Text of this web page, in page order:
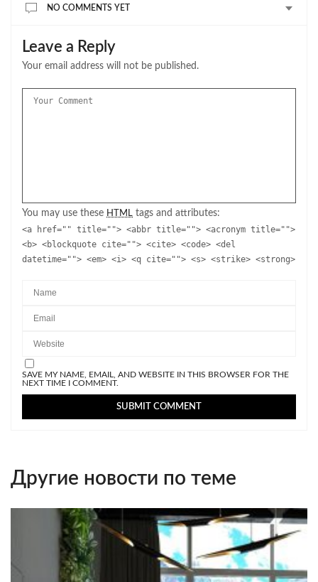
NO COMMENTS YET
Leave a Reply
Your email address will not be published.
You may use these HTML tags and attributes:
<a href="" title=""> <abbr title=""> <acronym title="">
<b> <blockquote cite=""> <cite> <code> <del
datetime=""> <em> <i> <q cite=""> <s> <strike> <strong>
SAVE MY NAME, EMAIL, AND WEBSITE IN THIS BROWSER FOR THE
NEXT TIME I COMMENT.
Другие новости по теме